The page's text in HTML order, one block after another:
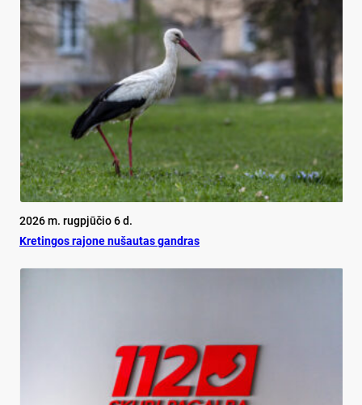
2026 m. rugpjūčio 6 d.
Kretingos rajone nušautas gandras